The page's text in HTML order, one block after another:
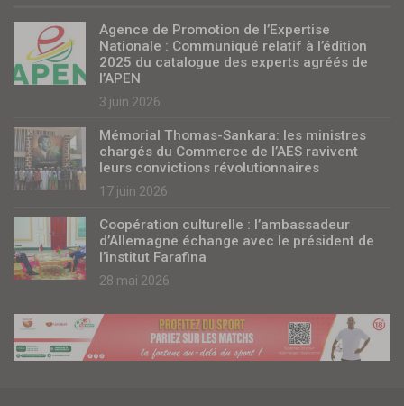
Agence de Promotion de l’Expertise
Nationale : Communiqué relatif à l’édition
2025 du catalogue des experts agréés de
l’APEN
3 juin 2026
Mémorial Thomas-Sankara: les ministres
chargés du Commerce de l’AES ravivent
leurs convictions révolutionnaires
17 juin 2026
Coopération culturelle : l’ambassadeur
d’Allemagne échange avec le président de
l’institut Farafina
28 mai 2026